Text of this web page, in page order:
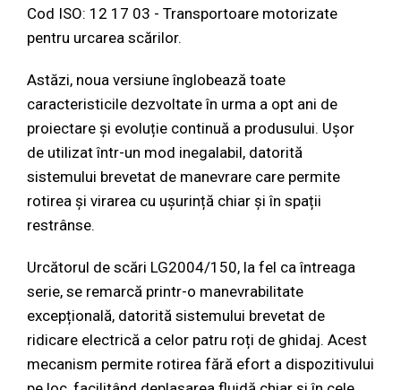
Cod ISO: 12 17 03 - Transportoare motorizate
pentru urcarea scărilor.
Astăzi, noua versiune înglobează toate
caracteristicile dezvoltate în urma a opt ani de
proiectare și evoluție continuă a produsului. Ușor
de utilizat într-un mod inegalabil, datorită
sistemului brevetat de manevrare care permite
rotirea și virarea cu ușurință chiar și în spații
restrânse.
Urcătorul de scări LG2004/150, la fel ca întreaga
serie, se remarcă printr-o manevrabilitate
excepțională, datorită sistemului brevetat de
ridicare electrică a celor patru roți de ghidaj. Acest
mecanism permite rotirea fără efort a dispozitivului